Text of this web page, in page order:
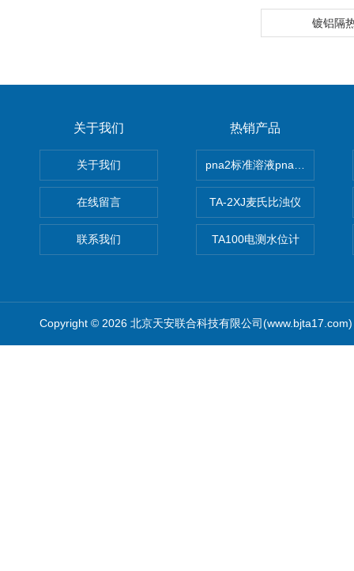
镀铝隔
关于我们
关于我们
在线留言
联系我们
热销产品
pna2标准溶液pna3 pna4
TA-2XJ麦氏比浊仪
TA100电测水位计
Copyright © 2026 北京天安联合科技有限公司